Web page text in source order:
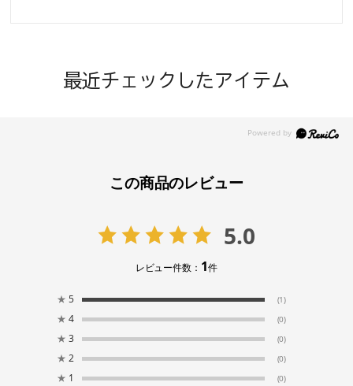
最近チェックしたアイテム
この商品のレビュー
5.0
レビュー件数： 1件
★ 5 (1)
★ 4 (0)
★ 3 (0)
★ 2 (0)
★ 1 (0)